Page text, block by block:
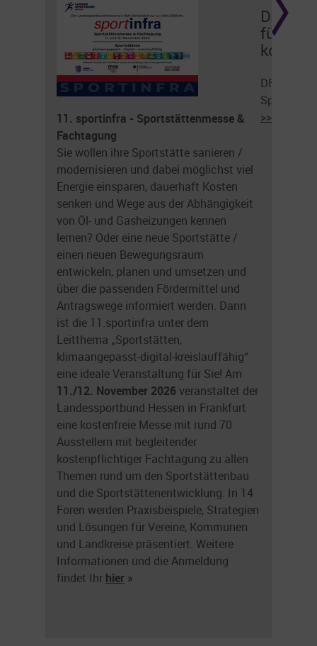
11. sportinfra - Sportstättenmesse &
Fachtagung
Sie wollen ihre Sportstätte sanieren /
modernisieren und dabei möglichst viel
Energie einsparen, dauerhaft Kosten
senken und Wege aus der Abhängigkeit
von Öl- und Gasheizungen kennen
lernen? Oder eine neue Sportstätte /
einen neuen Bewegungsraum
entwickeln, planen und umsetzen und
über die passenden Fördermittel und
Antragswege informiert werden. Dann
ist die 11.sportinfra unter dem
Leitthema „Sportstätten,
klimaangepasst-digital-kreislauffähig“
eine ideale Veranstaltung für Sie! Am
11./12. November 2026 veranstaltet der
Landessportbund Hessen in Frankfurt
eine kostenfreie Messe mit rund 70
Ausstellern mit begleitender
kostenpflichtiger Fachtagung zu allen
Themen rund um den Sportstättenbau
und die Sportstättenentwicklung. In 14
Foren werden Praxisbeispiele, Strategien
und Lösungen für Vereine, Kommunen
und Landkreise präsentiert. Weitere
Informationen und die Anmeldung
findet Ihr hier »
DFB-
für alle
DFB-
>>>